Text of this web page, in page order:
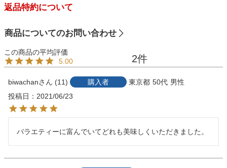
返品特約について
商品についてのお問い合わせ
5.00 2
biwachan 11 購入者 東京都 50代 男性
投稿日
2021/06/23
バラエティーに富んでいてどれも美味しくいただきました。